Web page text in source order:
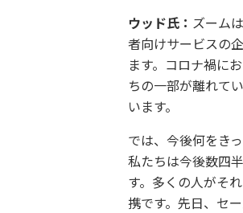
ウッド氏： ズーム
者向けサービスの
ます。コロナ禍に
ちの一部が離れて
います。
では、今後何をき
私たちは今後数四
す。多くの人がそ
携です。先日、セ